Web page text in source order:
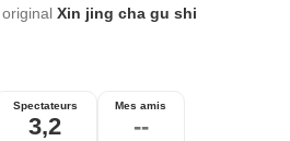
originalXin jing cha gu shi
Spectateurs
3,2
Mes amis
--